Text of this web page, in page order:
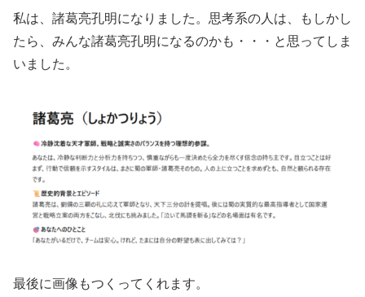
私は、諸葛亮孔明になりました。思考系の人は、もしかし
たら、みんな諸葛亮孔明になるのかも・・・と思ってしま
いました。
最後に画像もつくってくれます。